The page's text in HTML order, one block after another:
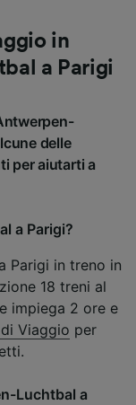
in
a Parigi
delle
per aiutarti a
a Parigi?
Parigi in treno in
18 treni al
impiega 2 ore e
Viaggio per
Luchtbal a